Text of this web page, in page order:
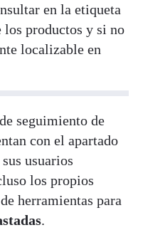
en la etiqueta
productos y si no
localizable en
seguimiento de
con el apartado
usuarios
los propios
herramientas para
.